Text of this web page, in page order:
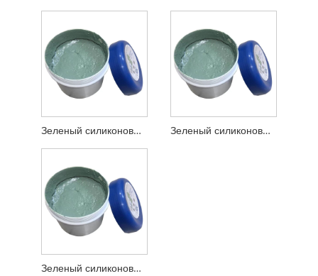
Зеленый силиконовый абразивный песок 600 меш Зеленый силиконовый абразивный песок 800 меш
Зеленый силиконовый абразивный песок 1000 меш